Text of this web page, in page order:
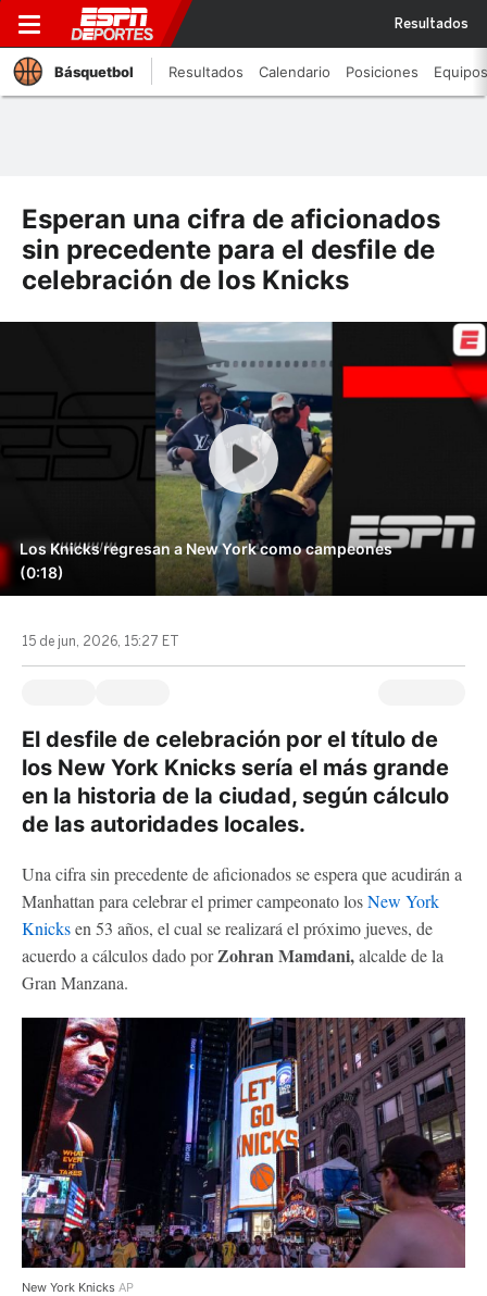
Resultados
Básquetbol Resultados Calendario Posiciones Equipos
Esperan una cifra de aficionados
sin precedente para el desfile de
celebración de los Knicks
Los Knicks regresan a New York como campeones
(0:18)
15 de jun, 2026, 15:27 ET
El desfile de celebración por el título de
los New York Knicks sería el más grande
en la historia de la ciudad, según cálculo
de las autoridades locales.
Una cifra sin precedente de aficionados se espera que acudirán a
Manhattan para celebrar el primer campeonato losNew York
Knicksen 53 años, el cual se realizará el próximo jueves, de
acuerdo a cálculos dado porZohran Mamdani,alcalde de la
Gran Manzana.
New York Knicks AP